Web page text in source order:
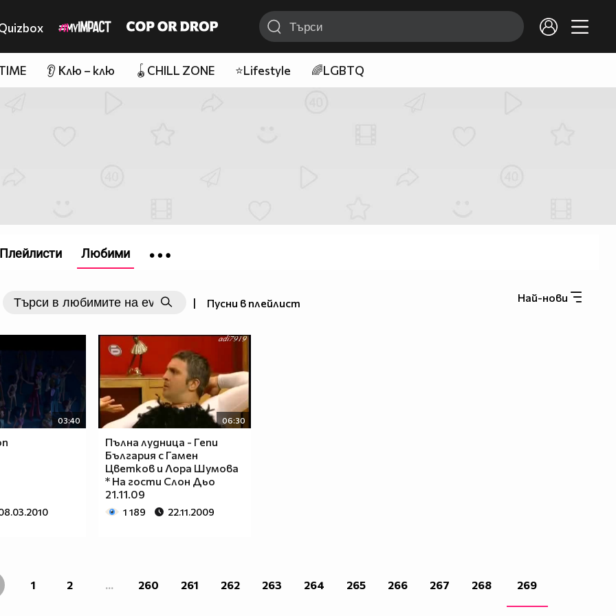
👂 Клю – клю 🪀CHILL ZONE ⭐Lifestyle 🌈LGBTQ
| Пусни в плейлист Най-нови
03:40 06:30
Пълна лудница - Гепи
България с Гамен
Цветков и Лора Шумова
* На гости Слон Дьо
21.11.09
1 189 22.11.2009
1 2 ... 260 261 262 263 264 265 266 267 268 269
Плейлисти Любими